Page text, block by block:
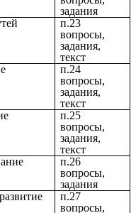
задания
п.23
вопросы,
задания,
текст
п.24
вопросы,
задания,
текст
п.25
вопросы,
задания,
текст
п.26
вопросы,
задания
п.27
вопросы,